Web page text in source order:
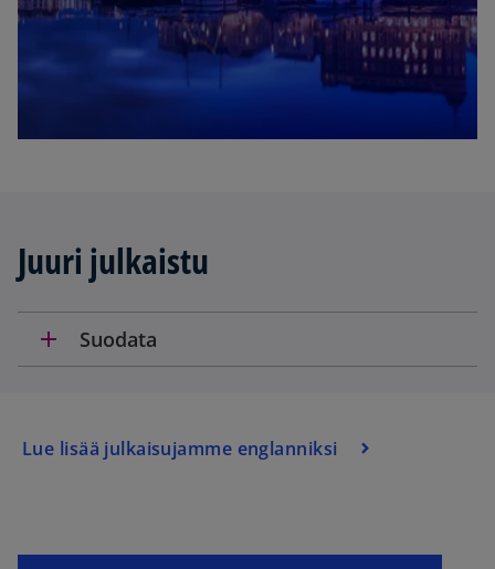
Juuri julkaistu
add Suodata
Lue lisää julkaisujamme englanniksi